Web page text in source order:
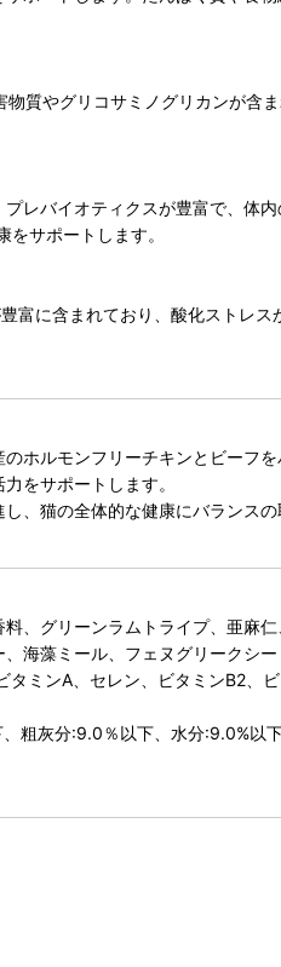
質やグリコサミノグリカンが
レバイオティクスが豊富で、
サポートします。
富に含まれており、酸化ストレ
ホルモンフリーチキンとビーフ
をサポートします。
、猫の全体的な健康にバランスの
、グリーンラムトライプ、亜
海藻ミール、フェヌグリーク
ミンA、セレン、ビタミンB2
粗灰分:9.0％以下、水分:9.0%以